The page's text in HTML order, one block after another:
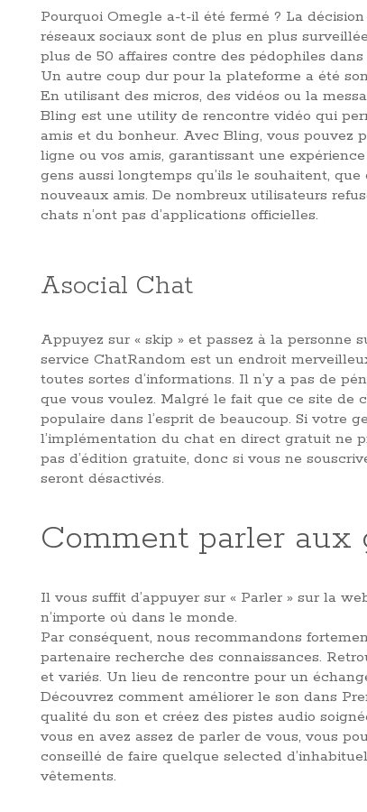
Pourquoi Omegle a-t-il été fermé ? La
réseaux sociaux sont de plus en plus
plus de 50 affaires contre des pédophiles
Un autre coup dur pour la plateforme a été
En utilisant des micros, des vidéos ou la
Bling est une utility de rencontre vidéo qui
amis et du bonheur. Avec Bling, vous pouvez
ligne ou vos amis, garantissant une
gens aussi longtemps qu’ils le souhaitent,
nouveaux amis. De nombreux utilisateurs
chats n’ont pas d’applications officielles.
Asocial Chat
Appuyez sur « skip » et passez à la personne
service ChatRandom est un endroit
toutes sortes d’informations. Il n’y a pas de
que vous voulez. Malgré le fait que ce site de
populaire dans l’esprit de beaucoup. Si votre
l’implémentation du chat en direct gratuit ne
pas d’édition gratuite, donc si vous ne
seront désactivés.
Comment parler aux
Il vous suffit d’appuyer sur « Parler » sur la
n’importe où dans le monde.
Par conséquent, nous recommandons
partenaire recherche des connaissances.
et variés. Un lieu de rencontre pour un
Découvrez comment améliorer le son dans
qualité du son et créez des pistes audio
vous en avez assez de parler de vous, vous
conseillé de faire quelque selected
vêtements.